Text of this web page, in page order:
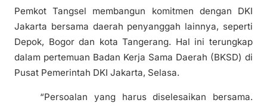
Pemkot Tangsel membangun komitmen dengan DKI
Jakarta bersama daerah penyanggah lainnya, seperti
Depok, Bogor dan kota Tangerang. Hal ini terungkap
dalam pertemuan Badan Kerja Sama Daerah (BKSD) di
Pusat Pemerintah DKI Jakarta, Selasa.
“Persoalan yang harus diselesaikan bersama.